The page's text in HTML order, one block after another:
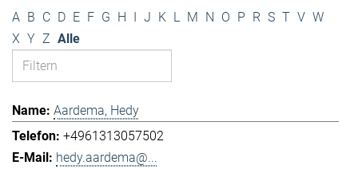
A B C D E F G H I J K L M N O P R S T V W
X Y Z Alle
Aardema, Hedy
+4961313057502
hedy.aardema@...